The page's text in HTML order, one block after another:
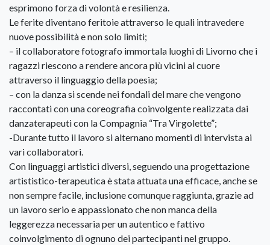
esprimono forza di volontà e resilienza.
Le ferite diventano feritoie attraverso le quali intravedere
nuove possibilità e non solo limiti;
– il collaboratore fotografo immortala luoghi di Livorno che i
ragazzi riescono a rendere ancora più vicini al cuore
attraverso il linguaggio della poesia;
– con la danza si scende nei fondali del mare che vengono
raccontati con una coreografia coinvolgente realizzata dai
danzaterapeuti con la Compagnia “Tra Virgolette”;
-Durante tutto il lavoro si alternano momenti di intervista ai
vari collaboratori.
Con linguaggi artistici diversi, seguendo una progettazione
artististico-terapeutica è stata attuata una efficace, anche se
non sempre facile, inclusione comunque raggiunta, grazie ad
un lavoro serio e appassionato che non manca della
leggerezza necessaria per un autentico e fattivo
coinvolgimento di ognuno dei partecipanti nel gruppo.